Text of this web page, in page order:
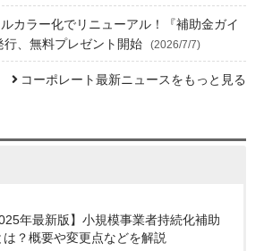
カラー化でリニューアル！『補助金ガイ
行、無料プレゼント開始
(2026/7/7)
コーポレート最新ニュースをもっと見る
年最新版】小規模事業者持続化補助
は？概要や変更点などを解説